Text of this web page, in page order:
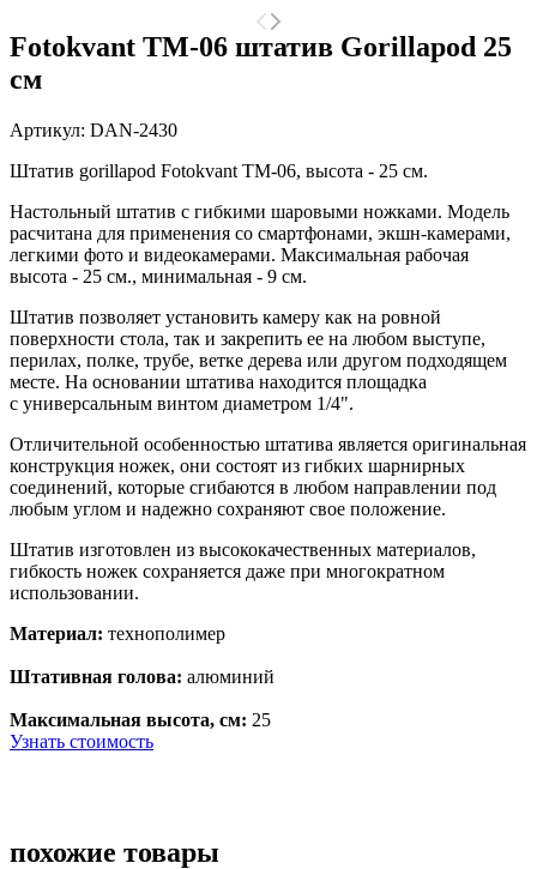
Fotokvant TM-06 штатив Gorillapod 25
см
Артикул: DAN-2430
Штатив gorillapod Fotokvant TM-06, высота - 25 см.
Настольный штатив с гибкими шаровыми ножками. Модель
расчитана для применения со смартфонами, экшн-камерами,
легкими фото и видеокамерами. Максимальная рабочая
высота - 25 см., минимальная - 9 см.
Штатив позволяет установить камеру как на ровной
поверхности стола, так и закрепить ее на любом выступе,
перилах, полке, трубе, ветке дерева или другом подходящем
месте. На основании штатива находится площадка
с универсальным винтом диаметром 1/4".
Отличительной особенностью штатива является оригинальная
конструкция ножек, они состоят из гибких шарнирных
соединений, которые сгибаются в любом направлении под
любым углом и надежно сохраняют свое положение.
Штатив изготовлен из высококачественных материалов,
гибкость ножек сохраняется даже при многократном
использовании.
Материал: технополимер
Штативная голова: алюминий
Максимальная высота, см: 25
Узнать стоимость
похожие товары